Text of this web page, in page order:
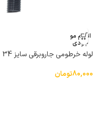
اتمام مو
جودی
لوله خرطومی جاروبرقی سایز 34
80,000تومان